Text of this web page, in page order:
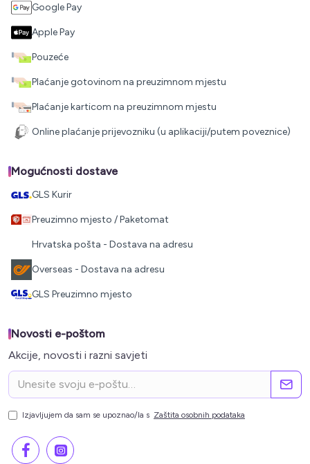
Google Pay
Apple Pay
Pouzeće
Plaćanje gotovinom na preuzimnom mjestu
Plaćanje karticom na preuzimnom mjestu
Online plaćanje prijevozniku (u aplikaciji/putem poveznice)
Mogućnosti dostave
GLS Kurir
Preuzimno mjesto / Paketomat
Hrvatska pošta - Dostava na adresu
Overseas - Dostava na adresu
GLS Preuzimno mjesto
Novosti e-poštom
Akcije, novosti i razni savjeti
Izjavljujem da sam se upoznao/la s Zaštita osobnih podataka